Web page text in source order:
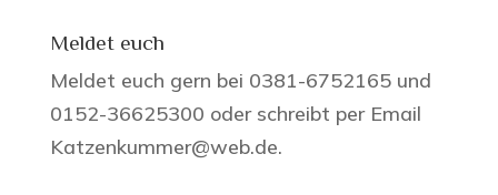
Meldet euch
Meldet euch gern bei 0381-6752165 und
0152-36625300 oder schreibt per Email
Katzenkummer@web.de.